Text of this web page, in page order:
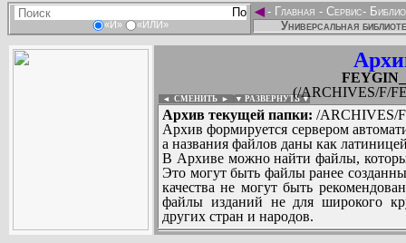
«И» «ИЛИ»
◄- Главная - Сервис-
Универсальная
(/ARCHIVES/F/
◄ СМЕНИТЬ ► ▼ РАЗВЕРНУТЬ ▼
Архив текущей папки: /ARCHIVES/
Архив формируется сервером
а названия файлов даны как
В Архиве можно найти файлы,
Это могут быть файлы ранее
качества не могут быть
файлы изданий не для широкого
других стран и народов.